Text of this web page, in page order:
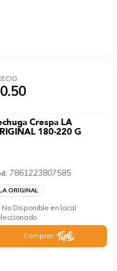
Crespa LA
180-220 G
7861223807585
ORIGINAL
No Disponible en local
Comprar